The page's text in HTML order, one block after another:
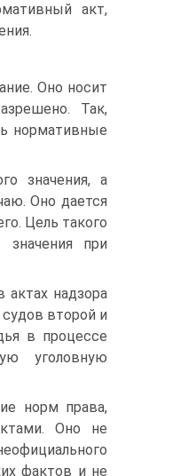
акт,
Оно носит
Так,
нормативные
значения, а
Оно дается
Цель такого
значения при
актах надзора
второй и
в процессе
уголовную
норм права,
Оно не
фактов и не